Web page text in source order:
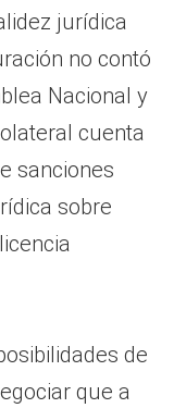
jurídica
no contó
Nacional y
cuenta
sanciones
sobre
de
que a